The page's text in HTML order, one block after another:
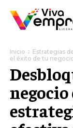
Inicio Estrategias
el éxito de tu